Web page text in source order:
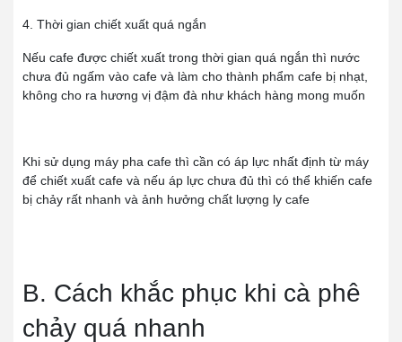
4. Thời gian chiết xuất quá ngắn
Nếu cafe được chiết xuất trong thời gian quá ngắn thì nước
chưa đủ ngấm vào cafe và làm cho thành phẩm cafe bị nhạt,
không cho ra hương vị đậm đà như khách hàng mong muốn
Khi sử dụng máy pha cafe thì cần có áp lực nhất định từ máy
để chiết xuất cafe và nếu áp lực chưa đủ thì có thể khiến cafe
bị chảy rất nhanh và ảnh hưởng chất lượng ly cafe
B. Cách khắc phục khi cà phê
chảy quá nhanh